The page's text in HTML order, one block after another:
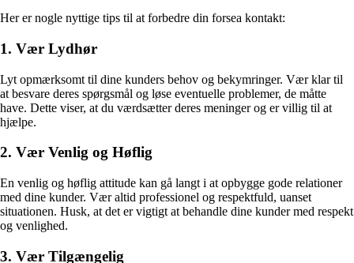
Her er nogle nyttige tips til at forbedre din forsea kontakt:
1. Vær Lydhør
Lyt opmærksomt til dine kunders behov og bekymringer. Vær klar til
at besvare deres spørgsmål og løse eventuelle problemer, de måtte
have. Dette viser, at du værdsætter deres meninger og er villig til at
hjælpe.
2. Vær Venlig og Høflig
En venlig og høflig attitude kan gå langt i at opbygge gode relationer
med dine kunder. Vær altid professionel og respektfuld, uanset
situationen. Husk, at det er vigtigt at behandle dine kunder med respekt
og venlighed.
3. Vær Tilgængelig